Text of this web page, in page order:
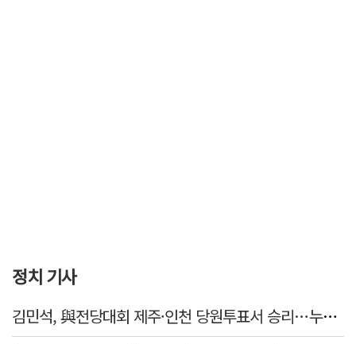
정치 기사
김민석, 與전당대회 제주·인천 당원투표서 승리…누적 득표는 '초박빙'